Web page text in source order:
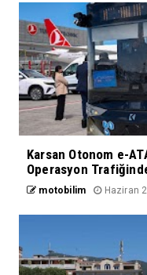
Karsan Otonom e-
Operasyon
motobilim Haziran